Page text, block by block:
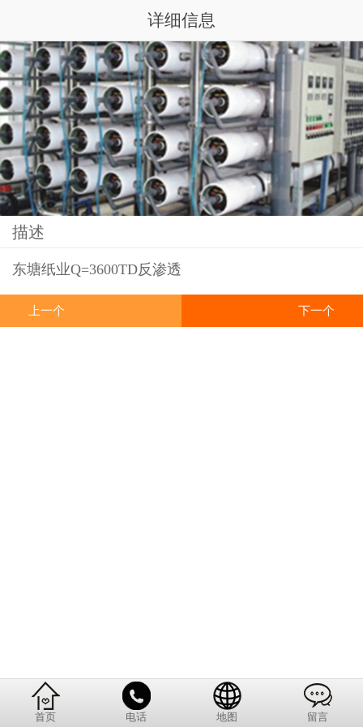
详细信息
描述
东塘纸业Q=3600TD反渗透
上一个 下一个
首页 电话 地图 留言